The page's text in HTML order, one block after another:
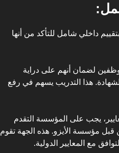
داخلي شامل للتأكد من أنها
لضمان أنهم على دراية
هذا التدريب يسهم في رفع
يجب على المؤسسة التقدم
قبل مؤسسة الأيزو. هذه الجهة تقوم
مع المعايير الدولية.